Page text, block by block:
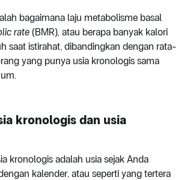
bagaimana laju metabolisme basal
rate (BMR), atau berapa banyak kalori
saat istirahat, dibandingkan dengan rata-
yang punya usia kronologis sama
kronologis dan usia
kronologis adalah usia sejak Anda
kalender, atau seperti yang tertera